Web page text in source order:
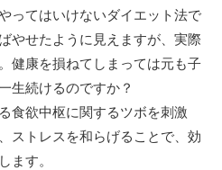
ってはいけないダイエット法で
やせたように見えますが、実際
健康を損ねてしまっては元も子
生続けるのですか？
食欲中枢に関するツボを刺激
ストレスを和らげることで、効
ます。